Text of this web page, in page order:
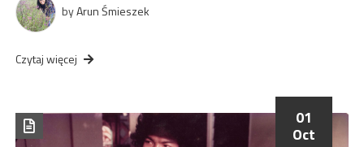
byArun Śmieszek
Czytaj więcej
01
Oct